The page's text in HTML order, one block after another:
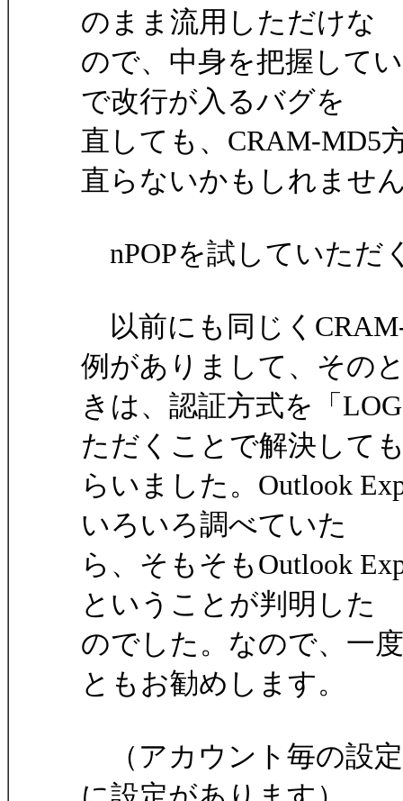
のまま流用しただけな
ので、中身を把握して
で改行が入るバグを
直しても、CRAM-MD5
直らないかもしれませ
nPOPを試していただ
以前にも同じく
例がありまして、その
きは、認証方式を「
ただくことで解決して
らいました。Outlook
いろいろ調べていた
ら、そもそもOutlook
ということが判明した
のでした。なので、一
ともお勧めします。
（アカウント毎の設